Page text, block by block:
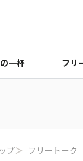
一杯 フリ
プ＞ フリートーク